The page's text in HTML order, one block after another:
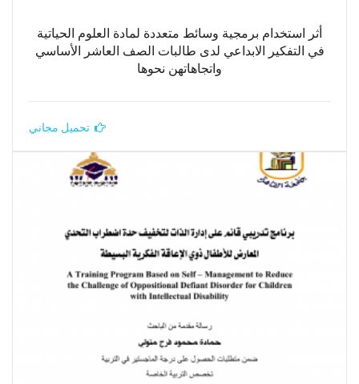
أثر استخدام برمجية وسائط متعددة لمادة العلوم الحياتية
في التفكير الابداعي لدى طالبات الصف العاشر الأساسي
واتجاهاتهن نحوها
تحميل مجاني